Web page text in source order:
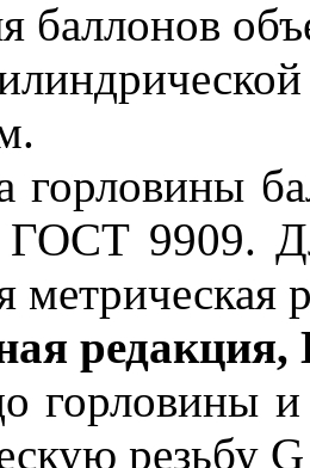
баллонов
горловины
9909.
метрическая
горловины
резьбу G